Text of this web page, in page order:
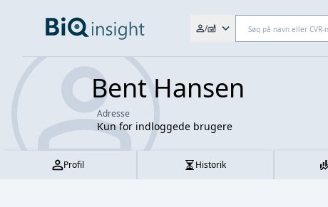
/
Bent Hansen
Adresse
Kun for indloggede brugere
Profil Historik